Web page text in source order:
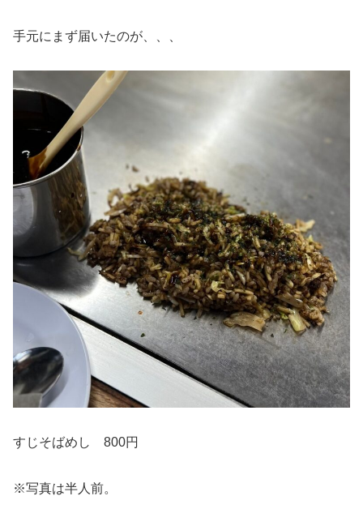
手元にまず届いたのが、、、
すじそばめし 800円
※写真は半人前。